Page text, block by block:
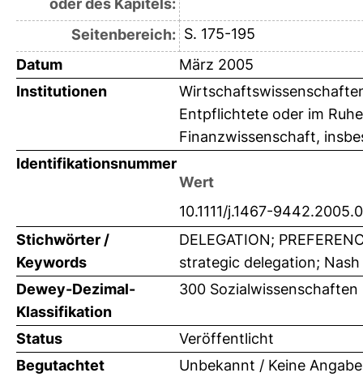
oder des Kapitels:
Seitenbereich: S. 175-195
Datum
März 2005
Institutionen
Entpflichtete oder im
Finanzwissenschaft,
Identifikationsnummer
Wert
10.1111/j.1467-
Stichwörter /
Keywords
DELEGATION;
strategic delegation;
Dewey-Dezimal-
Klassifikation
300
Status
Veröffentlicht
Begutachtet
Unbekannt / Keine Angabe